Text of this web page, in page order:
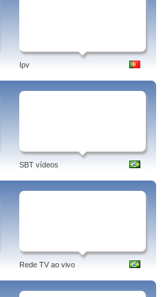
Ipv
SBT vídeos
Rede TV ao vivo